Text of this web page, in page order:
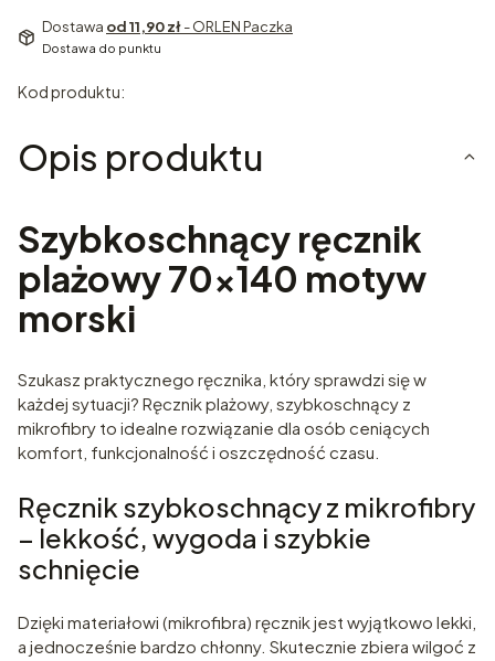
Dostawa od 11,90 zł- ORLEN Paczka
Dostawa do punktu
Kod produktu:
Opis produktu
Szybkoschnący ręcznik
plażowy 70x140 motyw
morski
Szukasz praktycznego ręcznika, który sprawdzi się w
każdej sytuacji? Ręcznik plażowy, szybkoschnący z
mikrofibry to idealne rozwiązanie dla osób ceniących
komfort, funkcjonalność i oszczędność czasu.
Ręcznik szybkoschnący z mikrofibry
– lekkość, wygoda i szybkie
schnięcie
Dzięki materiałowi (mikrofibra) ręcznik jest wyjątkowo lekki,
a jednocześnie bardzo chłonny. Skutecznie zbiera wilgoć z